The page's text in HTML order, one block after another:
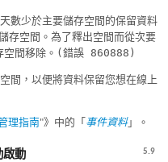
數少於主要儲存空間的保留資料
存空間。為了釋出空間而從次要
間移除。 (錯誤 860888)
間，以便將資料保留您想在線上
理指南 》中的「 事件資料」。
5.9
啟動